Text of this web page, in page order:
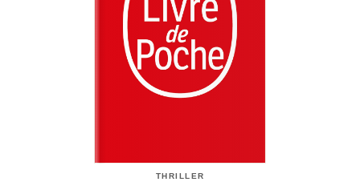
THRILLER